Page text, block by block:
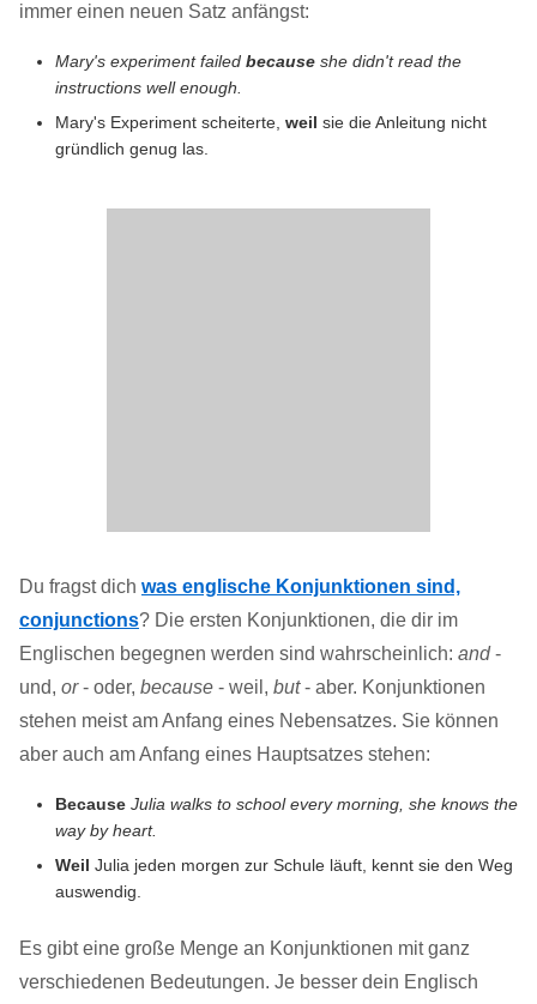
immer einen neuen Satz anfängst:
Mary's experiment failed because she didn't read the
instructions well enough.
Mary's Experiment scheiterte, weil sie die Anleitung nicht
gründlich genug las.
Du fragst dich was englische Konjunktionen sind,
conjunctions? Die ersten Konjunktionen, die dir im
Englischen begegnen werden sind wahrscheinlich: and-
und, or- oder, because - weil, but- aber. Konjunktionen
stehen meist am Anfang eines Nebensatzes. Sie können
aber auch am Anfang eines Hauptsatzes stehen:
Because Julia walks to school every morning, she knows the
way by heart.
Weil Julia jeden morgen zur Schule läuft, kennt sie den Weg
auswendig.
Es gibt eine große Menge an Konjunktionen mit ganz
verschiedenen Bedeutungen. Je besser dein Englisch